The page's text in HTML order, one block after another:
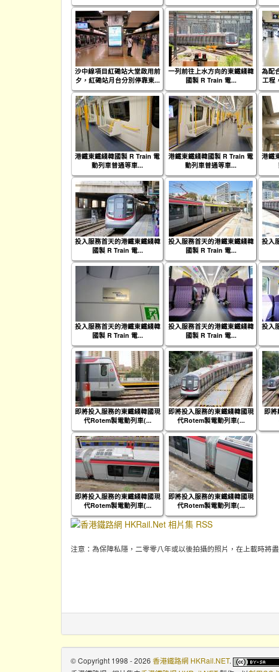
沙中線項目紅磡站大堂啟用前
夕，紅磡站月台分別停靠東...
一列前往上水方向的東鐵綫韓
國製 R Train 電...
為配
工程
港鐵東鐵綫韓國製 R Train 電
動列車普通等車...
港鐵東鐵綫韓國製 R Train 電
動列車普通等車...
港鐵
投入服務首天的港鐵東鐵綫韓
國製 R Train 電...
投入服務首天的港鐵東鐵綫韓
國製 R Train 電...
投入
投入服務首天的港鐵東鐵綫韓
國製 R Train 電...
投入服務首天的港鐵東鐵綫韓
國製 R Train 電...
投入
即將投入服務的東鐵綫韓國現
代Rotem製電動列車(...
即將投入服務的東鐵綫韓國現
代Rotem製電動列車(...
即將
即將投入服務的東鐵綫韓國現
代Rotem製電動列車(...
即將投入服務的東鐵綫韓國現
代Rotem製電動列車(...
注意：為保障私隱，二零零八年或以後拍攝的照片，在上載時將
© Copyright 1998 - 2026 香港鐵路網 HKRail.NET.